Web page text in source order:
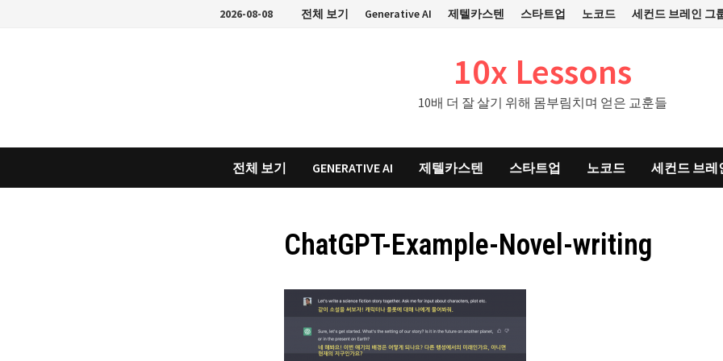
2026-08-08 전체 보기 Generative AI 제텔카스텐 스타트업 노코드 세컨드 브레인 그
10x Lessons
10배 더 잘 살기 위해 몸부림치며 얻은 교훈들
전체 보기 GENERATIVE AI 제텔카스텐 스타트업 노코드 세컨드 브레
ChatGPT-Example-Novel-writing